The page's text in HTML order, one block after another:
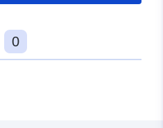
0